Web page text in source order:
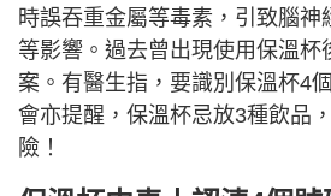
時誤吞重金屬等毒素，引致腦神
等影響。過去曾出現使用保溫杯
案。有醫生指，要識別保溫杯4
會亦提醒，保溫杯忌放3種飲品
險！